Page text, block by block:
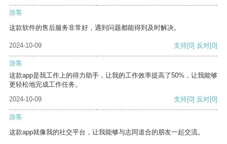
游客
这款软件的售后服务非常好，遇到问题都能得到及时解决。
2024-10-09 支持[0] 反对[0]
游客
这款app是我工作上的得力助手，让我的工作效率提高了50%，让我能够
更轻松地完成工作任务。
2024-10-09
支持[0] 反对[0]
游客
这款app就像我的社交平台，让我能够与志同道合的朋友一起交流。